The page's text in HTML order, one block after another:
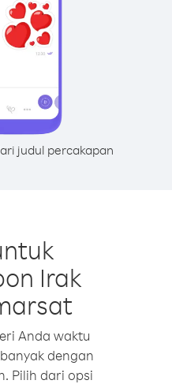
judul percakapan
Irak
Anda waktu
dengan
Pilih dari opsi